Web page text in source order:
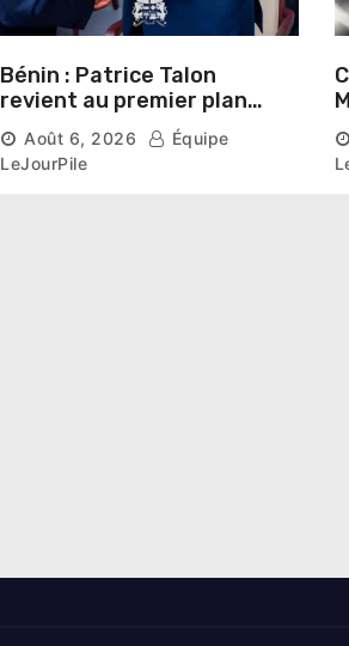
Bénin : Patrice Talon
revient au premier plan
institutionnel comme
premier président du Sénat
Août 6, 2026
Équipe
LeJourPile